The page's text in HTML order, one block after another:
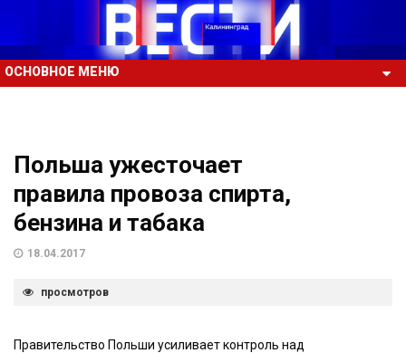
ОСНОВНОЕ МЕНЮ
Польша ужесточает
правила провоза спирта,
бензина и табака
18.04.2017
просмотров
Правительство Польши усиливает контроль над